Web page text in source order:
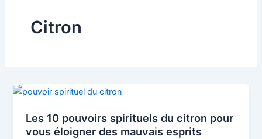
Citron
Les 10 pouvoirs spirituels du citron pour
vous éloigner des mauvais esprits